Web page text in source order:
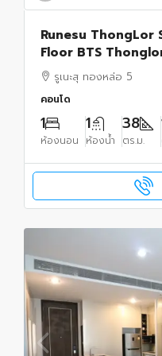
Runesu ThongLor
Floor BTS
รูเนะสุ ทองหล่อ 5
คอนโด
1
ห้องนอน
1
ห้องน้ำ
38
ตร.ม.